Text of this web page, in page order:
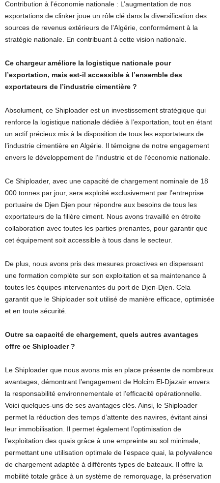
Contribution à l’économie nationale : L’augmentation de nos
exportations de clinker joue un rôle clé dans la diversification des
sources de revenus extérieurs de l’Algérie, conformément à la
stratégie nationale. En contribuant à cette vision nationale.
Ce chargeur améliore la logistique nationale pour
l’exportation, mais est-il accessible à l’ensemble des
exportateurs de l’industrie cimentière ?
Absolument, ce Shiploader est un investissement stratégique qui
renforce la logistique nationale dédiée à l’exportation, tout en étant
un actif précieux mis à la disposition de tous les exportateurs de
l’industrie cimentière en Algérie. Il témoigne de notre engagement
envers le développement de l’industrie et de l’économie nationale.
Ce Shiploader, avec une capacité de chargement nominale de 18
000 tonnes par jour, sera exploité exclusivement par l’entreprise
portuaire de Djen Djen pour répondre aux besoins de tous les
exportateurs de la filière ciment. Nous avons travaillé en étroite
collaboration avec toutes les parties prenantes, pour garantir que
cet équipement soit accessible à tous dans le secteur.
De plus, nous avons pris des mesures proactives en dispensant
une formation complète sur son exploitation et sa maintenance à
toutes les équipes intervenantes du port de Djen-Djen. Cela
garantit que le Shiploader soit utilisé de manière efficace, optimisée
et en toute sécurité.
Outre sa capacité de chargement, quels autres avantages
offre ce Shiploader ?
Le Shiploader que nous avons mis en place présente de nombreux
avantages, démontrant l’engagement de Holcim El-Djazaïr envers
la responsabilité environnementale et l’efficacité opérationnelle.
Voici quelques-uns de ses avantages clés. Ainsi, le Shiploader
permet la réduction des temps d’attente des navires, évitant ainsi
leur immobilisation. Il permet également l’optimisation de
l’exploitation des quais grâce à une empreinte au sol minimale,
permettant une utilisation optimale de l’espace quai, la polyvalence
de chargement adaptée à différents types de bateaux. Il offre la
mobilité totale grâce à un système de remorquage, la préservation